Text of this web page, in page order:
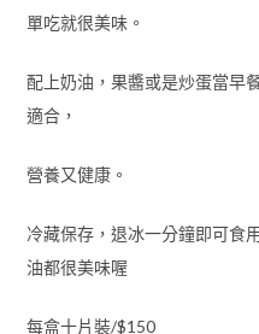
單吃就很美味。
配上奶油，果醬或是炒蛋當早
適合，
營養又健康。
冷藏保存，退冰一分鐘即可食
油都很美味喔
每盒十片裝/$150